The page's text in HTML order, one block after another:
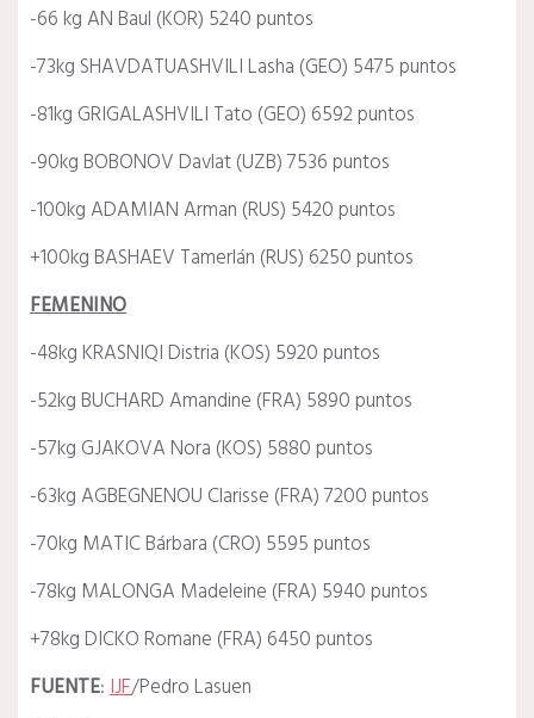
-66 kg AN Baul (KOR) 5240 puntos
-73kg SHAVDATUASHVILI Lasha (GEO) 5475 puntos
-81kg GRIGALASHVILI Tato (GEO) 6592 puntos
-90kg BOBONOV Davlat (UZB) 7536 puntos
-100kg ADAMIAN Arman (RUS) 5420 puntos
+100kg BASHAEV Tamerlán (RUS) 6250 puntos
FEMENINO
-48kg KRASNIQI Distria (KOS) 5920 puntos
-52kg BUCHARD Amandine (FRA) 5890 puntos
-57kg GJAKOVA Nora (KOS) 5880 puntos
-63kg AGBEGNENOU Clarisse (FRA) 7200 puntos
-70kg MATIC Bárbara (CRO) 5595 puntos
-78kg MALONGA Madeleine (FRA) 5940 puntos
+78kg DICKO Romane (FRA) 6450 puntos
FUENTE:IJF/Pedro Lasuen